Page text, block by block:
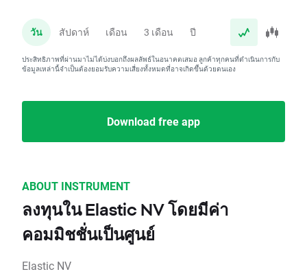
วัน สัปดาห์ เดือน 3 เดือน ปี
ประสิทธิภาพที่ผ่านมาไม่ได้บ่งบอกถึงผลลัพธ์ในอนาคตเสมอ ลูกค้าทุกคนที่ดำเนินการกับ
ข้อมูลเหล่านี้จำเป็นต้องยอมรับความเสี่ยงทั้งหมดที่อาจเกิดขึ้นด้วยตนเอง
Download free app
ABOUT INSTRUMENT
ลงทุนใน Elastic NV โดยมีค่า
คอมมิชชั่นเป็นศูนย์
Elastic NV